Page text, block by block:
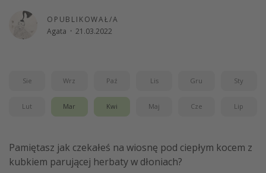
Wakacje All Inclusive
Wakacje do 1000 PLN
Weekend dla dwojga
City Break
Sylwester za granicą
Wyjazd na narty
OPUBLIKOWAŁ/A
Agata · 21.03.2022
Sie Wrz Paź Lis Gru Sty
Lut Mar Kwi Maj Cze Lip
Pamiętasz jak czekałeś na wiosnę pod ciepłym kocem z
kubkiem parującej herbaty w dłoniach?